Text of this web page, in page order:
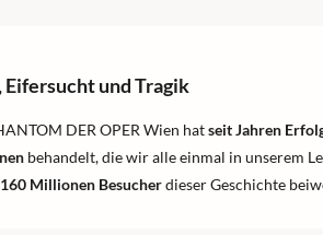
Eifersucht und Tragik
DER OPER Wien hatseit Jahren
behandelt, die wir alle einmal in unserem
160 Millionen Besucherdieser Geschichte